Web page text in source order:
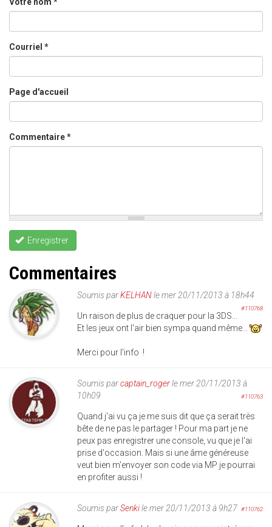
Courriel *
Page d'accueil
Commentaire*
Enregistrer
Commentaires
Soumis parKELHANle mer 20/11/2013 à 18h44
#110768
Un raison de plus de craquer pour la 3DS...
Et les jeux ont l'air bien sympa quand même...
Merci pour l'info !
Soumis parcaptain_rogerle mer 20/11/2013 à
10h09
#110763
Quand j'ai vu ça je me suis dit que ça serait très
bête de ne pas le partager ! Pour ma part je ne
peux pas enregistrer une console, vu que je l'ai
prise d'occasion. Mais si une âme généreuse
veut bien m'envoyer son code via MP je pourrai
en profiter aussi !
Soumis parSenkile mer 20/11/2013 à 9h27 #110762